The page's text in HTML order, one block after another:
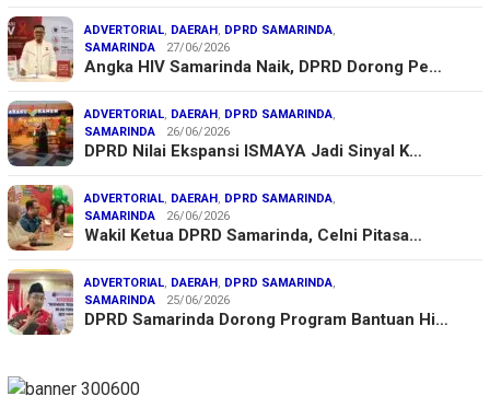
ADVERTORIAL, DAERAH, DPRD SAMARINDA,
SAMARINDA
27/06/2026
Angka HIV Samarinda Naik, DPRD Dorong Pe…
ADVERTORIAL, DAERAH, DPRD SAMARINDA,
SAMARINDA
26/06/2026
DPRD Nilai Ekspansi ISMAYA Jadi Sinyal K…
ADVERTORIAL, DAERAH, DPRD SAMARINDA,
SAMARINDA
26/06/2026
Wakil Ketua DPRD Samarinda, Celni Pitasa…
ADVERTORIAL, DAERAH, DPRD SAMARINDA,
SAMARINDA
25/06/2026
DPRD Samarinda Dorong Program Bantuan Hi…